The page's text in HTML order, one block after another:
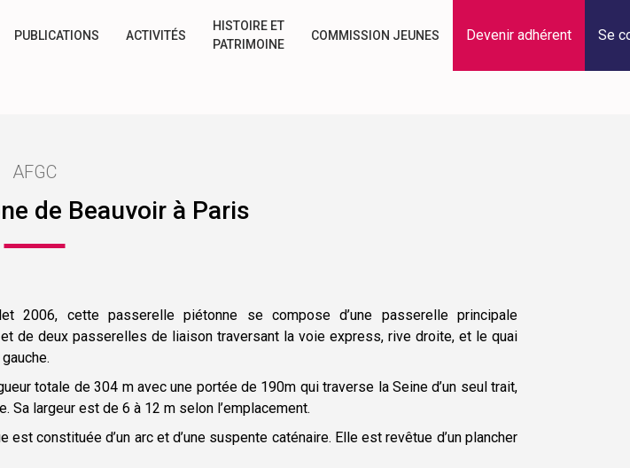
PUBLICATIONS ACTIVITÉS
HISTOIRE ET
PATRIMOINE
COMMISSION JEUNES Devenir adhérent Se
AFGC
de Beauvoir à Paris
2006, cette passerelle piétonne se compose d’une passerelle principale
de deux passerelles de liaison traversant la voie express, rive droite, et le quai
totale de 304 m avec une portée de 190m qui traverse la Seine d’un seul trait,
Sa largeur est de 6 à 12 m selon l’emplacement.
est constituée d’un arc et d’une suspente caténaire. Elle est revêtue d’un plancher